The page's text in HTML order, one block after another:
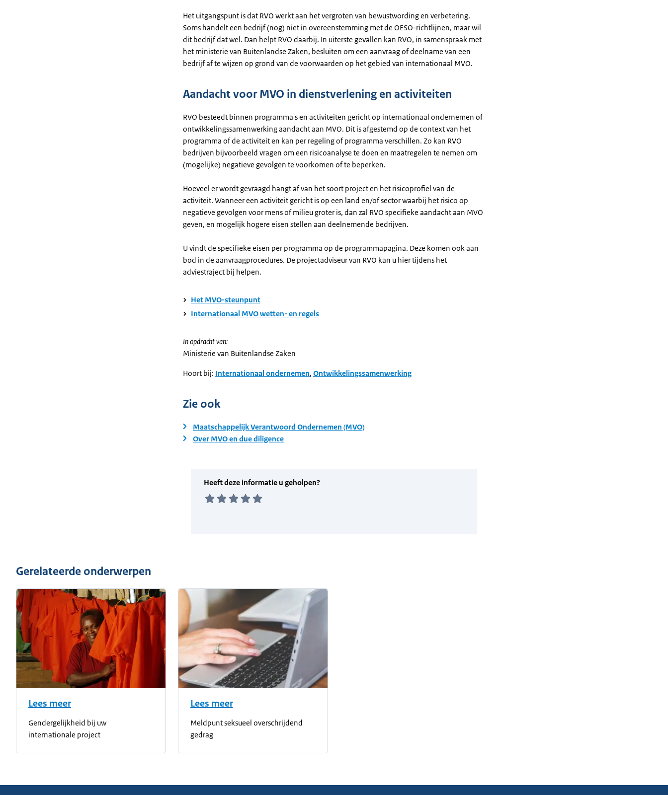
Het uitgangspunt is dat RVO werkt aan het vergroten van bewustwording en verbetering.
Soms handelt een bedrijf (nog) niet in overeenstemming met de OESO-richtlijnen, maar wil
dit bedrijf dat wel. Dan helpt RVO daarbij. In uiterste gevallen kan RVO, in samenspraak met
het ministerie van Buitenlandse Zaken, besluiten om een aanvraag of deelname van een
bedrijf af te wijzen op grond van de voorwaarden op het gebied van internationaal MVO.
Aandacht voor MVO in dienstverlening en activiteiten
RVO besteedt binnen programma's en activiteiten gericht op internationaal ondernemen of
ontwikkelingssamenwerking aandacht aan MVO. Dit is afgestemd op de context van het
programma of de activiteit en kan per regeling of programma verschillen. Zo kan RVO
bedrijven bijvoorbeeld vragen om een risicoanalyse te doen en maatregelen te nemen om
(mogelijke) negatieve gevolgen te voorkomen of te beperken.
Hoeveel er wordt gevraagd hangt af van het soort project en het risicoprofiel van de
activiteit. Wanneer een activiteit gericht is op een land en/of sector waarbij het risico op
negatieve gevolgen voor mens of milieu groter is, dan zal RVO specifieke aandacht aan MVO
geven, en mogelijk hogere eisen stellen aan deelnemende bedrijven.
U vindt de specifieke eisen per programma op de programmapagina. Deze komen ook aan
bod in de aanvraagprocedures. De projectadviseur van RVO kan u hier tijdens het
adviestraject bij helpen.
Het MVO-steunpunt
Internationaal MVO wetten- en regels
In opdracht van:
Ministerie van Buitenlandse Zaken
Hoort bij: Internationaal ondernemen, Ontwikkelingssamenwerking
Zie ook
Maatschappelijk Verantwoord Ondernemen (MVO)
Over MVO en due diligence
Gerelateerde onderwerpen
Lees meer
Gendergelijkheid bij uw
internationale project
Lees meer
Meldpunt seksueel overschrijdend
gedrag